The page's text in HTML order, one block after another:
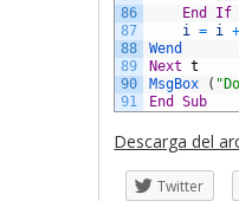
86
87
88
89
90
91
End
If
i
= i +
Wend
Next t
MsgBox
(
End
Sub
Descarga del
Twitter